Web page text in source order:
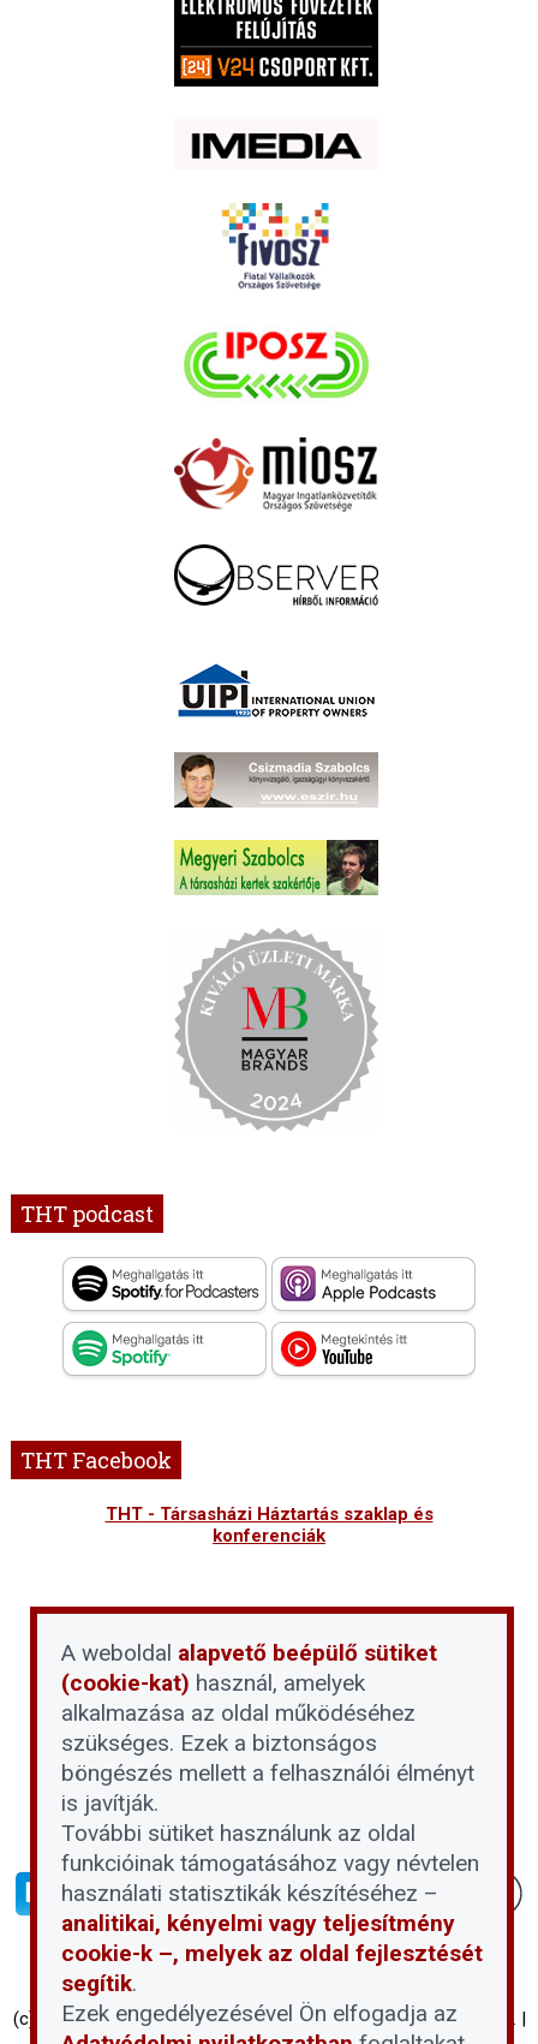
THT podcast
THT Facebook
THT - Társasházi Háztartás szaklap és
konferenciák
(c) Társasházi Háztartás 2026 | Proptech Digital Investment Zrt. |
A weboldal alapvető beépülő sütiket
(cookie-kat) használ, amelyek
alkalmazása az oldal működéséhez
szükséges. Ezek a biztonságos
böngészés mellett a felhasználói élményt
is javítják.
További sütiket használunk az oldal
funkcióinak támogatásához vagy névtelen
használati statisztikák készítéséhez –
analitikai, kényelmi vagy teljesítmény
cookie-k –, melyek az oldal fejlesztését
segítik.
Ezek engedélyezésével Ön elfogadja az